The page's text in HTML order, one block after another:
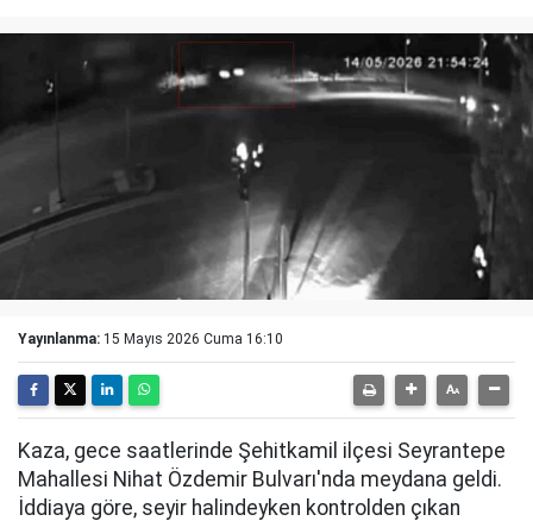
Yayınlanma: 15 Mayıs 2026 Cuma 16:10
Kaza, gece saatlerinde Şehitkamil ilçesi Seyrantepe
Mahallesi Nihat Özdemir Bulvarı'nda meydana geldi.
İddiaya göre, seyir halindeyken kontrolden çıkan